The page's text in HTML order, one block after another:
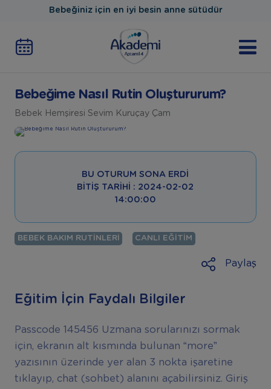
Bebeğiniz için en iyi besin anne sütüdür
Bebeğime Nasıl Rutin Oluştururum?
Bebek Hemşiresi Sevim Kuruçay Çam
BU OTURUM SONA ERDI
BITIŞ TARIHI : 2024-02-02
14:00:00
BEBEK BAKIM RUTINLERI CANLI EĞITIM
Paylaş
Eğitim İçin Faydalı Bilgiler
Passcode 145456 Uzmana sorularınızı sormak
için, ekranın alt kısmında bulunan “more”
yazısının üzerinde yer alan 3 nokta işaretine
tıklayıp, chat (sohbet) alanını açabilirsiniz. Giriş